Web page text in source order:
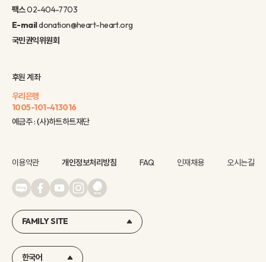
팩스02-404-7703
E-maildonation@heart-heart.org
국민권익위원회
후원 계좌
우리은행
1005-101-413016
예금주 : (사)하트하트재단
이용약관 개인정보처리방침 FAQ 인재채용 오시는길
FAMILY SITE
한국어